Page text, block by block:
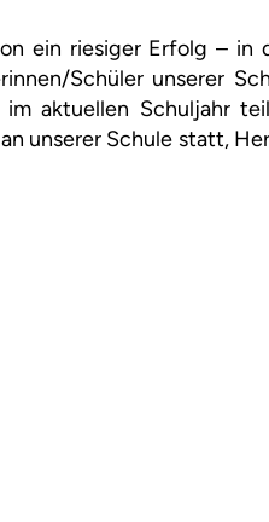
ein riesiger Erfolg – in
Schüler unserer
aktuellen Schuljahr
unserer Schule statt,